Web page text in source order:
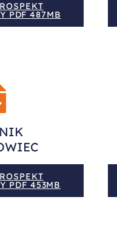
PDF 487MB
PDF 453MB